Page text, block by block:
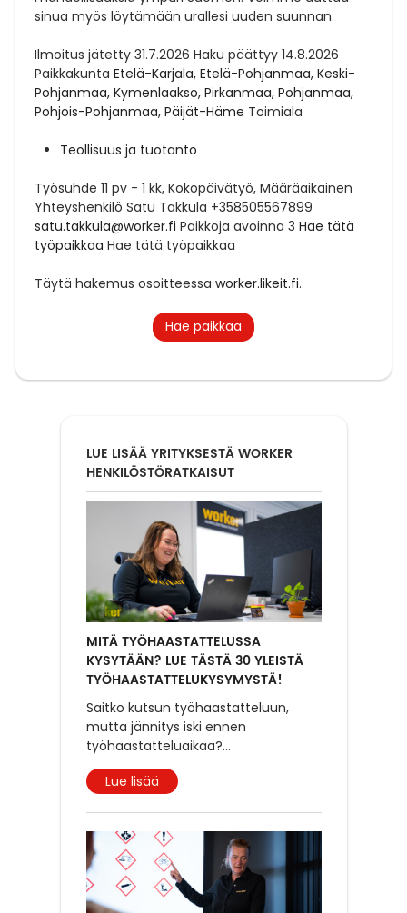
sinua myös löytämään urallesi uuden suunnan.
Ilmoitus jätetty 31.7.2026 Haku päättyy 14.8.2026
Paikkakunta Etelä-Karjala, Etelä-Pohjanmaa, Keski-
Pohjanmaa, Kymenlaakso, Pirkanmaa, Pohjanmaa,
Pohjois-Pohjanmaa, Päijät-Häme Toimiala
Teollisuus ja tuotanto
Työsuhde 11 pv - 1 kk, Kokopäivätyö, Määräaikainen
Yhteyshenkilö Satu Takkula +358505567899
satu.takkula@worker.fi Paikkoja avoinna 3 Hae tätä
työpaikkaa Hae tätä työpaikkaa
Täytä hakemus osoitteessa worker.likeit.fi.
Hae paikkaa
LUE LISÄÄ YRITYKSESTÄ WORKER
HENKILÖSTÖRATKAISUT
MITÄ TYÖHAASTATTELUSSA
KYSYTÄÄN? LUE TÄSTÄ 30 YLEISTÄ
TYÖHAASTATTELUKYSYMYSTÄ!
Saitko kutsun työhaastatteluun,
mutta jännitys iski ennen
työhaastatteluaikaa?...
Lue lisää